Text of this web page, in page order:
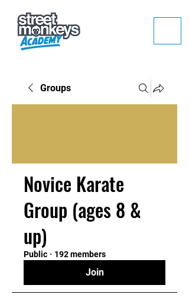
Groups
Novice Karate
Group (ages 8 &
up)
Public · 192 members
Join